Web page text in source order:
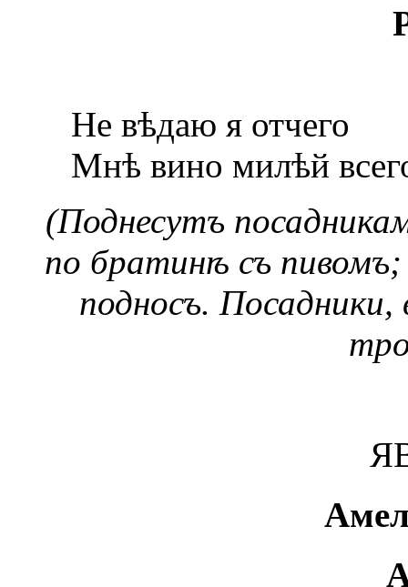
Не вѣдаю я отчего
Мнѣ вино милѣй
(Поднесутъ
по братинѣ съ
подносъ.